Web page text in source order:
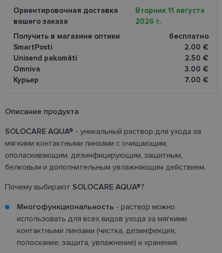
Oписание продукта
SOLOCARE AQUA® - уникальный раствор для ухода за
мягкими контактными линзами с очищающим,
ополаскивающим, дезинфицирующим, защитным,
белковым и дополнительным увлажняющим действием.
Почему выбирают SOLOCARE AQUA®?
Многофункциональность - раствор можно
использовать для всех видов ухода за мягкими
контактными линзами (чистка, дезинфекция,
полоскание, защита, увлажнение) и хранения.
Ориентировочная доставка
вашего заказа
Вторник 11 августа
2026 г.
Получить в магазине оптики
бесплатно
SmartPosti
2.00 €
Unisend pakomāti
2.50 €
Omniva
3.00 €
Курьер
7.00 €